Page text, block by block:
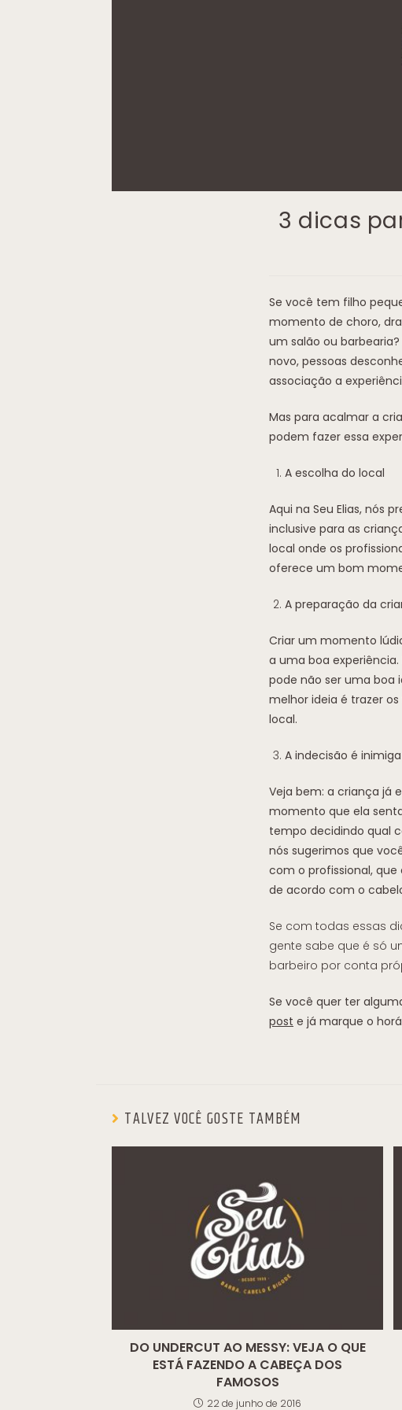
3 dicas
Se você tem filho
momento de choro,
um salão ou
novo, pessoas
associação a
Mas para acalmar a
podem fazer essa
A escolha do local
Aqui na Seu Elias, nós
inclusive para as
local onde os
oferece um bom
A preparação da
Criar um momento
a uma boa
pode não ser uma boa
melhor ideia é trazer
local.
A indecisão é
Veja bem: a criança já
momento que ela
tempo decidindo qual
nós sugerimos que
com o profissional,
de acordo com o
Se com todas essas
gente sabe que é só
barbeiro por conta
Se você quer ter
post e já marque o
TALVEZ VOCÊ GOSTE TAMBÉM
DO UNDERCUT AO MESSY: VEJA O QUE
ESTÁ FAZENDO A CABEÇA DOS
FAMOSOS
22 de junho de 2016